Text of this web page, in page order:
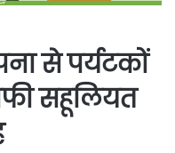
से पर्यटकों
सहूलियत